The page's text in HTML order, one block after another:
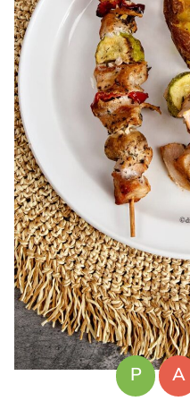
P A